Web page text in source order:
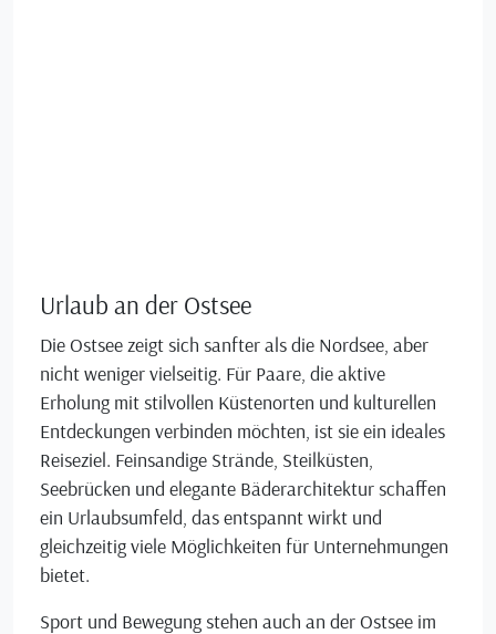
Urlaub an der Ostsee
Die Ostsee zeigt sich sanfter als die Nordsee, aber
nicht weniger vielseitig. Für Paare, die aktive
Erholung mit stilvollen Küstenorten und kulturellen
Entdeckungen verbinden möchten, ist sie ein ideales
Reiseziel. Feinsandige Strände, Steilküsten,
Seebrücken und elegante Bäderarchitektur schaffen
ein Urlaubsumfeld, das entspannt wirkt und
gleichzeitig viele Möglichkeiten für Unternehmungen
bietet.
Sport und Bewegung stehen auch an der Ostsee im